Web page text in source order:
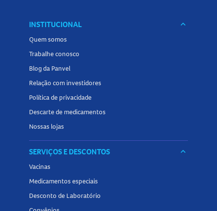
INSTITUCIONAL keyboard_arrow_down
Quem somos
Trabalhe conosco
Blog da Panvel
Relação com investidores
Política de privacidade
Descarte de medicamentos
Nossas lojas
SERVIÇOS E DESCONTOS keyboard_arrow_down
Vacinas
Medicamentos especiais
Desconto de Laboratório